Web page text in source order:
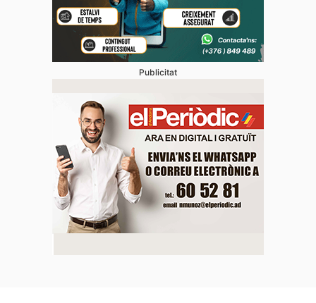
Publicitat